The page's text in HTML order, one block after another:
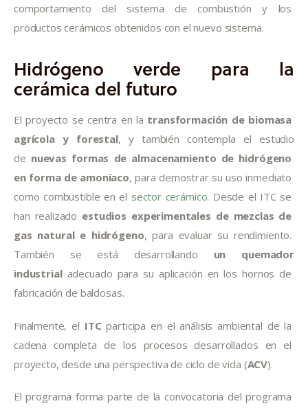
comportamiento del sistema de combustión y los
productos cerámicos obtenidos con el nuevo sistema.
Hidrógeno verde para la
cerámica del futuro
El proyecto se centra en la transformación de biomasa
agrícola y forestal, y también contempla el estudio
de nuevas formas de almacenamiento de hidrógeno
en forma de amoníaco, para demostrar su uso inmediato
como combustible en el sector cerámico. Desde el ITC se
han realizado estudios experimentales de mezclas de
gas natural e hidrógeno, para evaluar su rendimiento.
También se está desarrollando un quemador
industrial adecuado para su aplicación en los hornos de
fabricación de baldosas.
Finalmente, el ITC participa en el análisis ambiental de la
cadena completa de los procesos desarrollados en el
proyecto, desde una perspectiva de ciclo de vida (ACV).
El programa forma parte de la convocatoria del programa